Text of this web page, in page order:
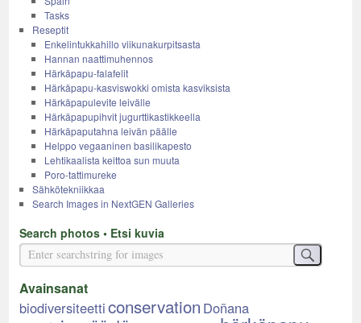
Tasks
Reseptit
Enkelintukkahillo viikunakurpitsasta
Hannan naattimuhennos
Härkäpapu-falafelit
Härkäpapu-kasviswokki omista kasviksista
Härkäpapulevite leivälle
Härkäpapupihvit jugurttikastikkeella
Härkäpaputahna leivän päälle
Helppo vegaaninen basilikapesto
Lehtikaalista keittoa sun muuta
Poro-tattimureke
Sähkötekniikkaa
Search Images in NextGEN Galleries
Search photos • Etsi kuvia
Avainsanat
biodiversiteetticonservation Doñana